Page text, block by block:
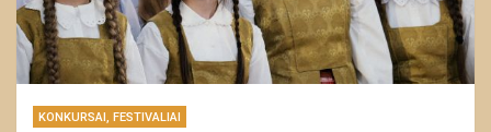
KONKURSAI, FESTIVALIAI